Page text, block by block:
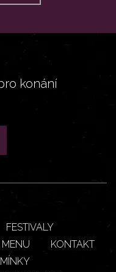
konání
FESTIVALY
MENU
KONTAKT